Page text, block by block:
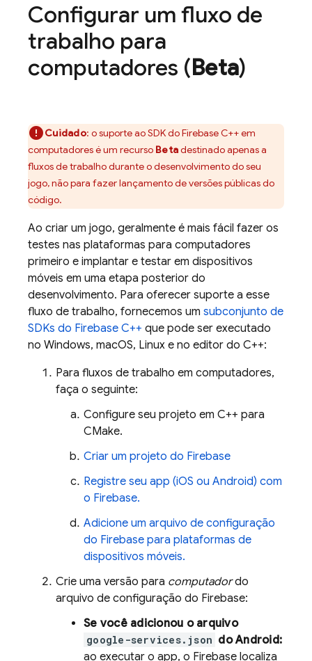
Configurar um fluxo de
trabalho para
computadores (Beta)
Cuidado: o suporte ao SDK doFirebaseC++em
computadores é um recurso Betadestinado apenas a
fluxos de trabalho durante o desenvolvimento do seu
jogo, não para fazer lançamento de versões públicas do
código.
Ao criar um jogo, geralmente é mais fácil fazer os
testes nas plataformas para computadores
primeiro e implantar e testar em dispositivos
móveis em uma etapa posterior do
desenvolvimento. Para oferecer suporte a esse
fluxo de trabalho, fornecemos um subconjunto de
SDKs do Firebase C++ que pode ser executado
no Windows, macOS, Linux e no editor do C++:
Para fluxos de trabalho em computadores,
faça o seguinte:
Configure seu projeto em C++ para
CMake.
Criar um projeto do Firebase
Registre seu app (iOS ou Android) com
o Firebase.
Adicione um arquivo de configuração
do Firebase para plataformas de
dispositivos móveis.
Crie uma versão para computadordo
arquivo de configuração do Firebase:
Se você adicionou o arquivo
google-services.json do Android:
ao executar o app, o Firebase localiza